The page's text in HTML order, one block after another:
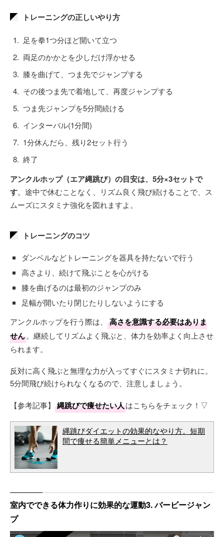
トレーニングの正しいやり方
足を拳1つ分ほど開いて立つ
両足のかかとを少しだけ浮かせる
膝を曲げて、つま先でジャンプする
その後つま先で着地して、再度ジャンプする
つま先ジャンプを5分間続ける
インターバル(1分間)
1分休んだら、残り2セット行う
終了
アンクルホップ（エア縄跳び）の目安は、5分×3セットで
す。途中で休むことなく、リズム良く飛び続けることで、ス
ムーズにスタミナ強化を図れますよ。
トレーニングのコツ
ダンベルなどトレーニングを器具を持たないで行う
高さより、続けて飛ぶことを心がける
膝を曲げるのは最初のジャンプのみ
足幅が開いたり閉じたりしないようにする
アンクルホップを行う際は、
高さを意識する必要はありま
せん。継続してリズムよく飛ぶと、体力を効率よく向上させ
られます。
反対に高く飛ぶと無理な力が入ってすぐにスタミナ切れに。
5分間飛び続けられなくなるので、注意しましょう。
【参考記事】 縄跳びで痩せたい人はこちらをチェック！▽
縄跳びダイエットの効果的なやり方。短期
間で痩せる簡単メニューとは？
室内でできる体力作りに効果的な運動3. バービージャン
プ